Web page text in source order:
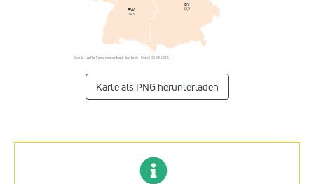
BW
14,3
BY
13,5
Quelle: Listflix-Firmendatenbank · listflix.de · Stand 09.08.2026
Karte als PNG herunterladen